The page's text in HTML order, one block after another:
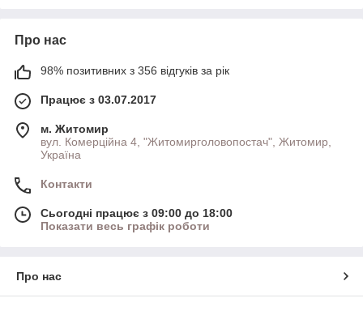
Про нас
98% позитивних з 356 відгуків за рік
Працює з 03.07.2017
м. Житомир
вул. Комерційна 4, "Житомирголовопостач", Житомир,
Україна
Контакти
Сьогодні працює з 09:00 до 18:00
Показати весь графік роботи
Про нас